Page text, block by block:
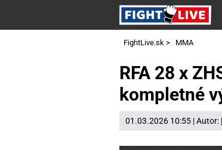
FightLive.sk > MMA
RFA 28 x
kompletné
01.03.2026 10:55 | Autor: